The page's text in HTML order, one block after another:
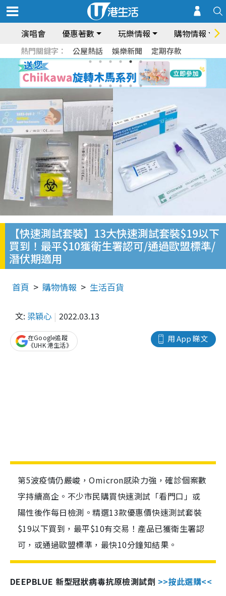
演唱會 優惠著數 玩樂情報 購物情報
熱門關鍵字： 公屋熱話 娛樂新聞 定期存款
【快速測試套裝】13大快速測試套裝$19以下
買到！最平$10獲衛生署認可/通過歐盟標準/
潛伏期適用
首頁 購物情報 生活百貨
文: 梁穎心 2022.03.13
用 App 睇文
在Google追蹤
《UHK 港生活》
第5波疫情仍嚴峻，Omicron感染力強，確診個案數
字持續高企。不少市民購買快速測試「看門口」或
陽性後作每日檢測。精選13款優惠價快速測試套裝
$19以下買到，最平$10有交易！產品已獲衛生署認
可，或通過歐盟標準，最快10分鐘知結果。
DEEPBLUE 新型冠狀病毒抗原檢測試劑 >>按此選購<<